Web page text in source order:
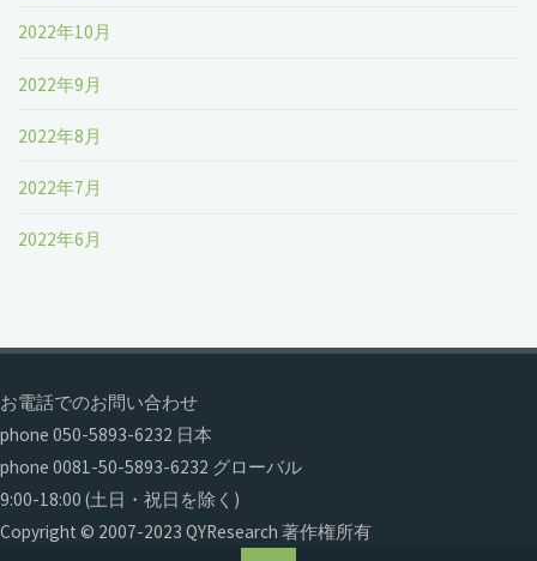
2022年10月
2022年9月
2022年8月
2022年7月
2022年6月
お電話でのお問い合わせ
phone 050-5893-6232 日本
phone 0081-50-5893-6232 グローバル
9:00-18:00 (土日・祝日を除く)
Copyright © 2007-2023 QYResearch 著作権所有